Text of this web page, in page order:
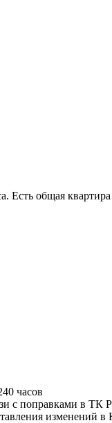
Есть общая
часов
с поправками в ТК